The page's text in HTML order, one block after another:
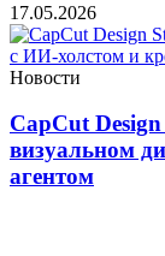
17.05.2026
Новости
CapCut
визуальном
агентом